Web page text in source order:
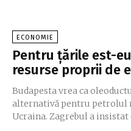
ECONOMIE
Pentru ţările est-
resurse proprii de
Budapesta vrea ca
alternativă pentru petrolul
Ucraina. Zagrebul a